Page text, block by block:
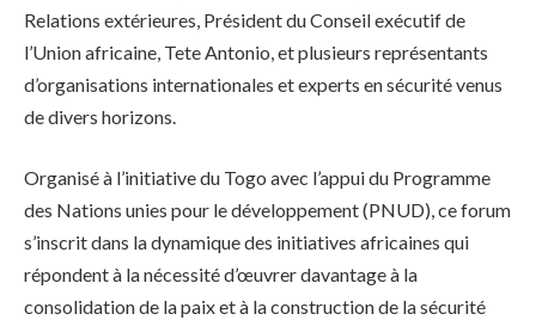
Relations extérieures, Président du Conseil exécutif de
l’Union africaine, Tete Antonio, et plusieurs représentants
d’organisations internationales et experts en sécurité venus
de divers horizons.
Organisé à l’initiative du Togo avec l’appui du Programme
des Nations unies pour le développement (PNUD), ce forum
s’inscrit dans la dynamique des initiatives africaines qui
répondent à la nécessité d’œuvrer davantage à la
consolidation de la paix et à la construction de la sécurité